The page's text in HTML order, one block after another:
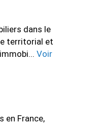
dans le
territorial et
Voir
en France,